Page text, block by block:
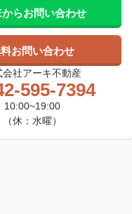
からお問い合わせ
お問い合わせ
会社アーキ不動産
595-7394
10:00~19:00
（休：水曜）